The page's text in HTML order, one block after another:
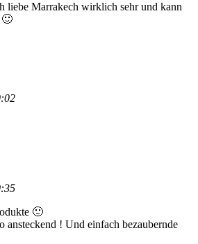
liebe Marrakech wirklich sehr und kann
🙂
🙂
ansteckend ! Und einfach bezaubernde